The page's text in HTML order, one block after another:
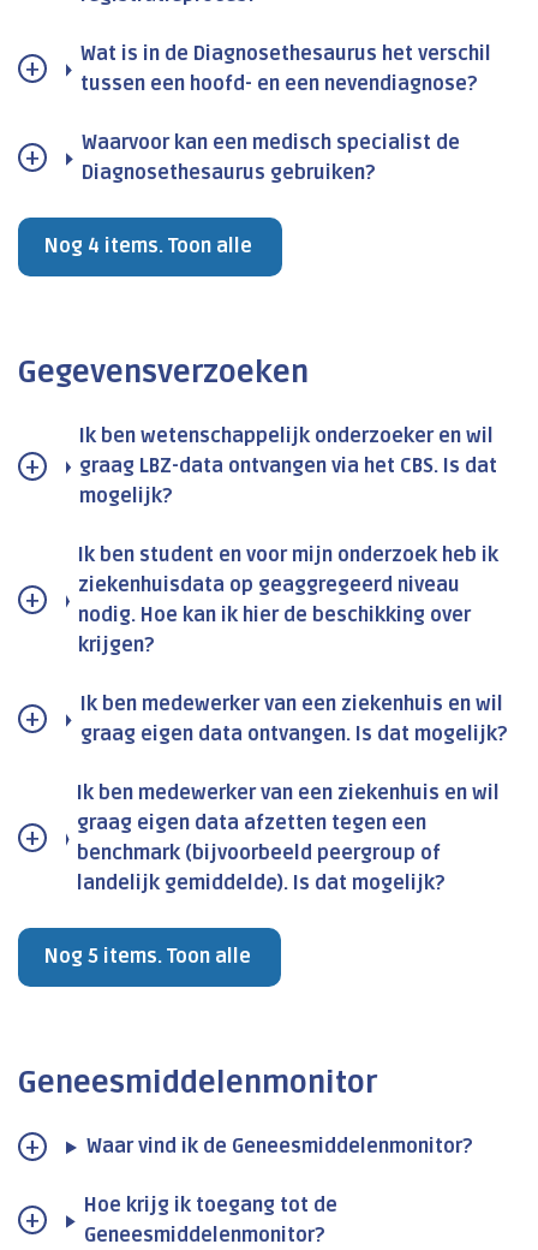
Wat is in de Diagnosethesaurus het verschil
tussen een hoofd- en een nevendiagnose?
Waarvoor kan een medisch specialist de
Diagnosethesaurus gebruiken?
Nog 4 items. Toon alle
Gegevensverzoeken
Ik ben wetenschappelijk onderzoeker en wil
graag LBZ-data ontvangen via het CBS. Is dat
mogelijk?
Ik ben student en voor mijn onderzoek heb ik
ziekenhuisdata op geaggregeerd niveau
nodig. Hoe kan ik hier de beschikking over
krijgen?
Ik ben medewerker van een ziekenhuis en wil
graag eigen data ontvangen. Is dat mogelijk?
Ik ben medewerker van een ziekenhuis en wil
graag eigen data afzetten tegen een
benchmark (bijvoorbeeld peergroup of
landelijk gemiddelde). Is dat mogelijk?
Nog 5 items. Toon alle
Geneesmiddelenmonitor
Waar vind ik de Geneesmiddelenmonitor?
Hoe krijg ik toegang tot de
Geneesmiddelenmonitor?